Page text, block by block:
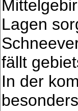
Lagen
fällt
In der